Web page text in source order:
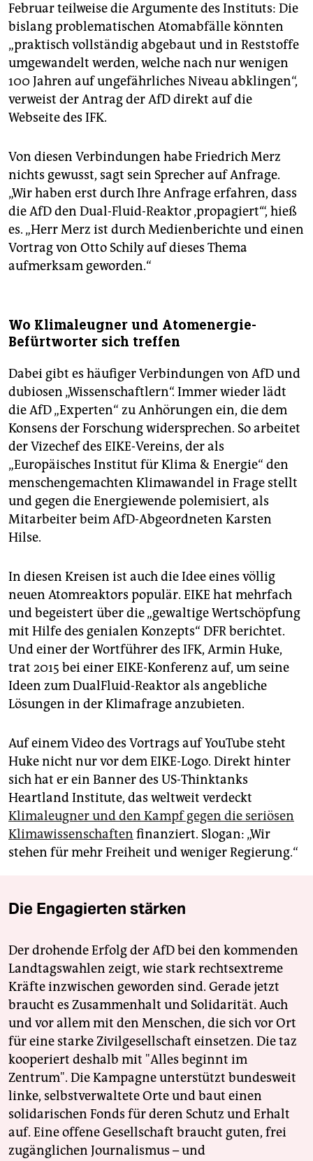
Februar teilweise die Argumente des Instituts: Die
bislang problematischen Atomabfälle könnten
„praktisch vollständig abgebaut und in Reststoffe
umgewandelt werden, welche nach nur wenigen
100 Jahren auf ungefährliches Niveau abklingen“,
verweist der Antrag der AfD direkt auf die
Webseite des IFK.
Von diesen Verbindungen habe Friedrich Merz
nichts gewusst, sagt sein Sprecher auf Anfrage.
„Wir haben erst durch Ihre Anfrage erfahren, dass
die AfD den Dual-Fluid-Reaktor ‚propagiert‘“, hieß
es. „Herr Merz ist durch Medienberichte und einen
Vortrag von Otto Schily auf dieses Thema
aufmerksam geworden.“
Wo Klimaleugner und Atomenergie-
Befürtworter sich treffen
Dabei gibt es häufiger Verbindungen von AfD und
dubiosen „Wissenschaftlern“. Immer wieder lädt
die AfD „Experten“ zu Anhörungen ein, die dem
Konsens der Forschung widersprechen. So arbeitet
der Vizechef des EIKE-Vereins, der als
„Europäisches Institut für Klima & Energie“ den
menschengemachten Klimawandel in Frage stellt
und gegen die Energiewende polemisiert, als
Mitarbeiter beim AfD-Abgeordneten Karsten
Hilse.
In diesen Kreisen ist auch die Idee eines völlig
neuen Atomreaktors populär. EIKE hat mehrfach
und begeistert über die „gewaltige Wertschöpfung
mit Hilfe des genialen Konzepts“ DFR berichtet.
Und einer der Wortführer des IFK, Armin Huke,
trat 2015 bei einer EIKE-Konferenz auf, um seine
Ideen zum DualFluid-Reaktor als angebliche
Lösungen in der Klimafrage anzubieten.
Auf einem Video des Vortrags auf YouTube steht
Huke nicht nur vor dem EIKE-Logo. Direkt hinter
sich hat er ein Banner des US-Thinktanks
Heartland Institute, das weltweit verdeckt
Klimaleugner und den Kampf gegen die seriösen
Klimawissenschaften finanziert. Slogan: „Wir
stehen für mehr Freiheit und weniger Regierung.“
Die Engagierten stärken
Der drohende Erfolg der AfD bei den kommenden
Landtagswahlen zeigt, wie stark rechtsextreme
Kräfte inzwischen geworden sind. Gerade jetzt
braucht es Zusammenhalt und Solidarität. Auch
und vor allem mit den Menschen, die sich vor Ort
für eine starke Zivilgesellschaft einsetzen. Die taz
kooperiert deshalb mit "Alles beginnt im
Zentrum". Die Kampagne unterstützt bundesweit
linke, selbstverwaltete Orte und baut einen
solidarischen Fonds für deren Schutz und Erhalt
auf. Eine offene Gesellschaft braucht guten, frei
zugänglichen Journalismus – und